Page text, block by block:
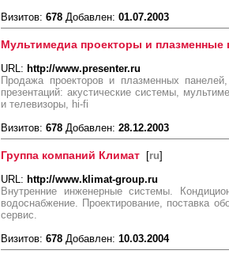
Визитов: 678 Добавлен: 01.07.2003
Мультимедиа проекторы и плазменные
URL: http://www.presenter.ru
Продажа проекторов и плазменных
презентаций: акустические системы,
и телевизоры, hi-fi
Визитов: 678 Добавлен: 28.12.2003
Группа компаний Климат [ru]
URL: http://www.klimat-group.ru
Внутренние инженерные системы.
водоснабжение. Проектирование, поставка
сервис.
Визитов: 678 Добавлен: 10.03.2004